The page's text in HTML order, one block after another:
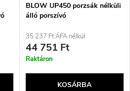
BLOW UP450 porzsák nélküli
álló porszívó
35 237 Ft ÁFA nélkül
44 751 Ft
Raktáron
KOSÁRBA